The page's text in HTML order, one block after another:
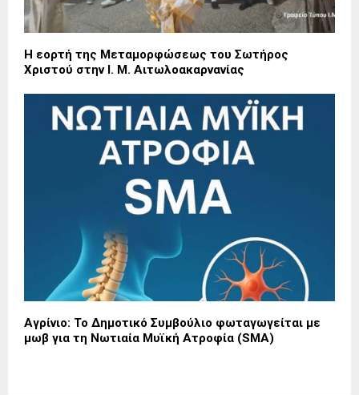
Η εορτή της Μεταμορφώσεως του Σωτήρος
Χριστού στην Ι. Μ. Αιτωλοακαρνανίας
Αγρίνιο: Το Δημοτικό Συμβούλιο φωταγωγείται με
μωβ για τη Νωτιαία Μυϊκή Ατροφία (SMA)